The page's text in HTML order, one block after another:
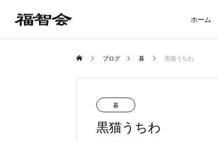
ホーム
ブログ 暮 黒猫うちわ
暮
黒猫うちわ